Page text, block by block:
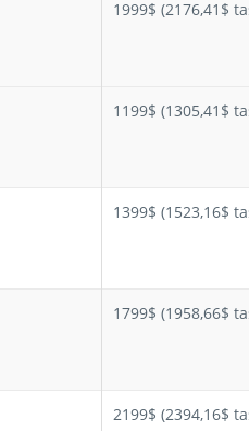
1999$ (2176,41$
1199$ (1305,41$
1399$ (1523,16$
1799$ (1958,66$
2199$ (2394,16$